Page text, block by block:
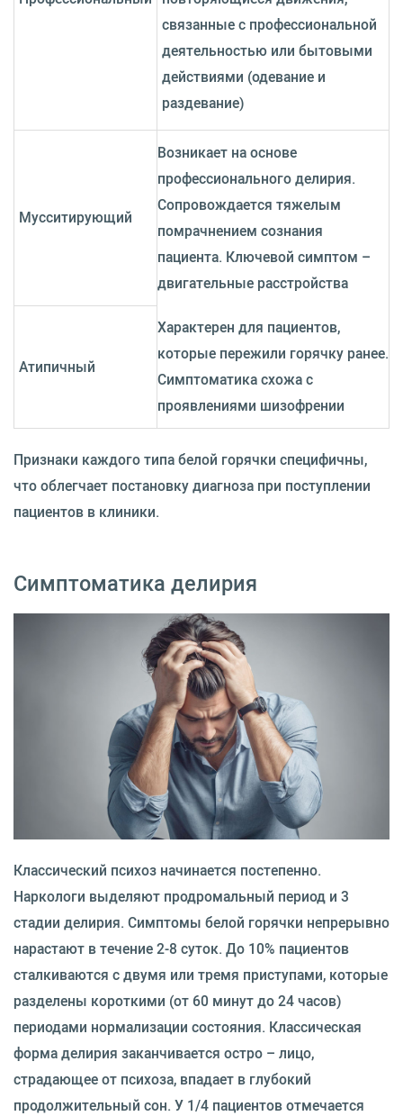
связанные с профессиональной
деятельностью или бытовыми
действиями (одевание и
раздевание)
Мусситирующий
Возникает на основе
профессионального делирия.
Сопровождается тяжелым
помрачнением сознания
пациента. Ключевой симптом –
двигательные расстройства
Атипичный
Характерен для пациентов,
которые пережили горячку ранее.
Симптоматика схожа с
проявлениями шизофрении
Признаки каждого типа белой горячки специфичны,
что облегчает постановку диагноза при поступлении
пациентов в клиники.
Симптоматика делирия
Классический психоз начинается постепенно.
Наркологи выделяют продромальный период и 3
стадии делирия. Симптомы белой горячки непрерывно
нарастают в течение 2-8 суток. До 10% пациентов
сталкиваются с двумя или тремя приступами, которые
разделены короткими (от 60 минут до 24 часов)
периодами нормализации состояния. Классическая
форма делирия заканчивается остро – лицо,
страдающее от психоза, впадает в глубокий
продолжительный сон. У 1/4 пациентов отмечается